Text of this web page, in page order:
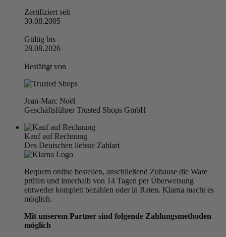
Zertifiziert seit
30.08.2005
Gültig bis
28.08.2026
Bestätigt von
Jean-Marc Noël
Geschäftsführer Trusted Shops GmbH
Kauf auf Rechnung
Des Deutschen liebste Zahlart
Bequem online bestellen, anschließend Zuhause die Ware
prüfen und innerhalb von 14 Tagen per Überweisung
entweder komplett bezahlen oder in Raten. Klarna macht es
möglich.
Mit unserem Partner sind folgende Zahlungsmethoden
möglich